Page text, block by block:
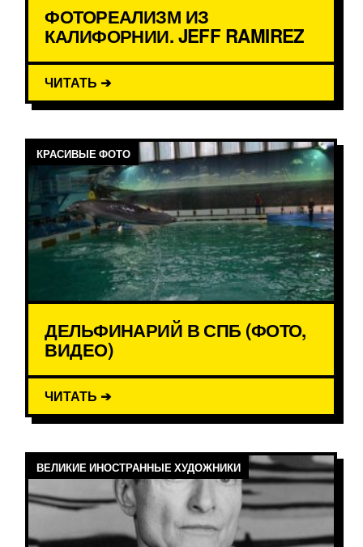
ФОТОРЕАЛИЗМ ИЗ
КАЛИФОРНИИ. JEFF RAMIREZ
ЧИТАТЬ ➔
КРАСИВЫЕ ФОТО
ДЕЛЬФИНАРИЙ В СПБ (ФОТО,
ВИДЕО)
ЧИТАТЬ ➔
ВЕЛИКИЕ ИНОСТРАННЫЕ ХУДОЖНИКИ